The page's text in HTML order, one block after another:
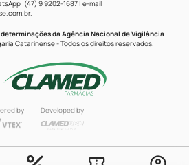
(47) 9 9202-1687 | e-mail:
.
da Agência Nacional de Vigilância
Catarinense - Todos os direitos reservados.
by Developed by